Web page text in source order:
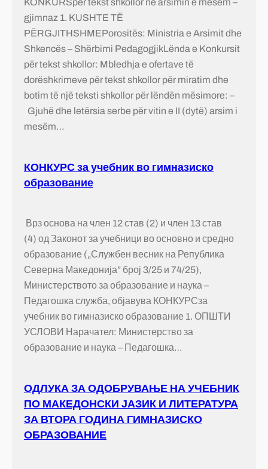
KONKURSpër tekst shkollor në arsimin e mesëm –
gjimnaz 1. KUSHTE TË
PËRGJITHSHMEPorositës: Ministria e Arsimit dhe
Shkencës – Shërbimi PedagogjikLënda e Konkursit
për tekst shkollor: Mbledhja e ofertave të
dorëshkrimeve për tekst shkollor për miratim dhe
botim të një teksti shkollor për lëndën mësimore: –
Gjuhë dhe letërsia serbe për vitin e II (dytë) arsim i
mesëm…
КОНКУРС за учебник во гимназиско
образование
Врз основа на член 12 став (2) и член 13 став
(4) од Законот за учебници во основно и средно
образование („Службен весник на Република
Северна Македонија” број 3/25 и 74/25),
Министерството за образование и наука –
Педагошка служба, објавува КОНКУРСза
учебник во гимназиско образование 1. ОПШТИ
УСЛОВИ Нарачател: Министерство за
образование и наука – Педагошка…
ОДЛУКА ЗА ОДОБРУВАЊЕ НА УЧЕБНИК
ПО МАКЕДОНСКИ ЈАЗИК И ЛИТЕРАТУРА
ЗА ВТОРА ГОДИНА ГИМНАЗИСКО
ОБРАЗОВАНИЕ